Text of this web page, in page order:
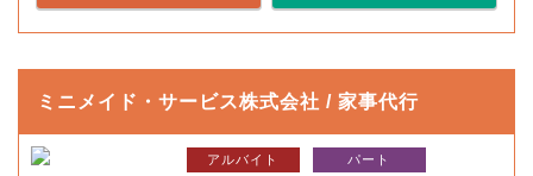
ミニメイド・サービス株式会社 / 家事代行
アルバイト パート